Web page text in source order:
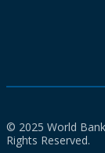
© 2025 World
Rights Reserved.